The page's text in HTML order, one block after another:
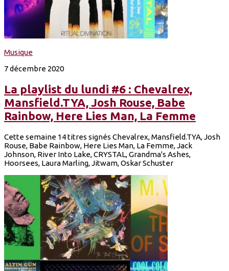
Musique
7 décembre 2020
La playlist du lundi #6 : Chevalrex,
Mansfield.TYA, Josh Rouse, Babe
Rainbow, Here Lies Man, La Femme
Cette semaine 14 titres signés Chevalrex, Mansfield.TYA, Josh
Rouse, Babe Rainbow, Here Lies Man, La Femme, Jack
Johnson, River Into Lake, CRYSTAL, Grandma's Ashes,
Hoorsees, Laura Marling, Jitwam, Oskar Schuster